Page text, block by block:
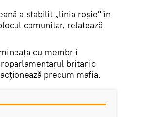
a stabilit „linia roșie" în
comunitar, relatează
cu membrii
britanic
precum mafia.